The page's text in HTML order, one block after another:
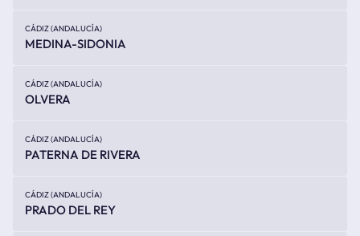
CÁDIZ (ANDALUCÍA)
MEDINA-SIDONIA
CÁDIZ (ANDALUCÍA)
OLVERA
CÁDIZ (ANDALUCÍA)
PATERNA DE RIVERA
CÁDIZ (ANDALUCÍA)
PRADO DEL REY